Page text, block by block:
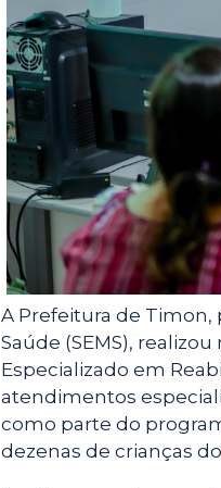
b
o
s
A
p
a
m
A Prefeitura de Timon,
Saúde (SEMS),
Especializado em
atendimentos
como parte do
dezenas de crianças